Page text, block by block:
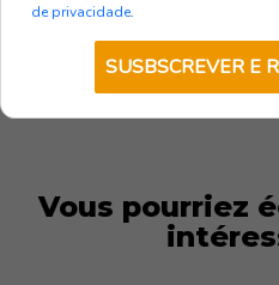
Vous pourriez
de privacidade.
SUSBSCREVER E